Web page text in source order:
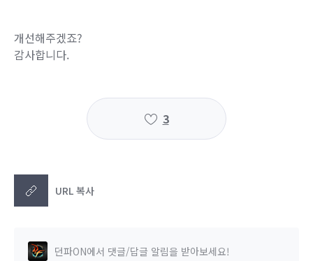
개선해주겠죠?
감사합니다.
3
URL 복사
던파ON에서 댓글/답글 알림을 받아보세요!